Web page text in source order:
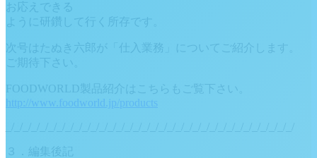
お応えできる
ように研鑽して行く所存です。
次号はたぬき六郎が「仕入業務」についてご紹介します。
ご期待下さい。
FOODWORLD製品紹介はこちらもご覧下さい。
http://www.foodworld.jp/products
３．編集後記